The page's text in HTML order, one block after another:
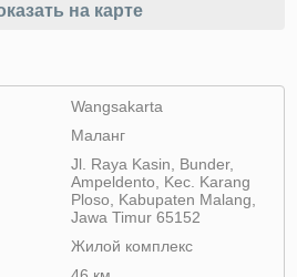
на карте
Wangsakarta
Маланг
Jl. Raya Kasin, Bunder,
Ampeldento, Kec. Karang
Ploso, Kabupaten Malang,
Jawa Timur 65152
Жилой комплекс